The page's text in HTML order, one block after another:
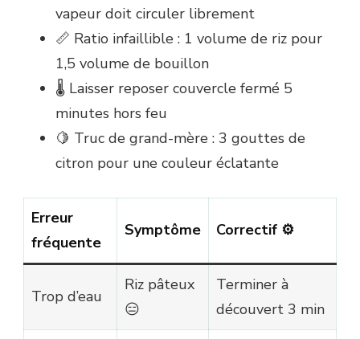
vapeur doit circuler librement
📏 Ratio infaillible : 1 volume de riz pour
1,5 volume de bouillon
🌡️ Laisser reposer couvercle fermé 5
minutes hors feu
🍋 Truc de grand-mère : 3 gouttes de
citron pour une couleur éclatante
Erreur
fréquente
Symptôme Correctif ⚙️
Trop d’eau
Riz pâteux
😑
Termin­er à
découvert 3 min